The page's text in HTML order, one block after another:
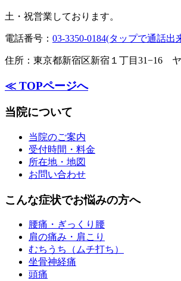
土・祝営業しております。
電話番号： 03-3350-0184(タップで通話出
住所： 東京都新宿区新宿１丁目31−16
≪ TOPページへ
当院について
当院のご案内
受付時間・料金
所在地・地図
お問い合わせ
こんな症状でお悩みの方へ
腰痛・ぎっくり腰
肩の痛み・肩こり
むちうち（ムチ打ち）
坐骨神経痛
頭痛